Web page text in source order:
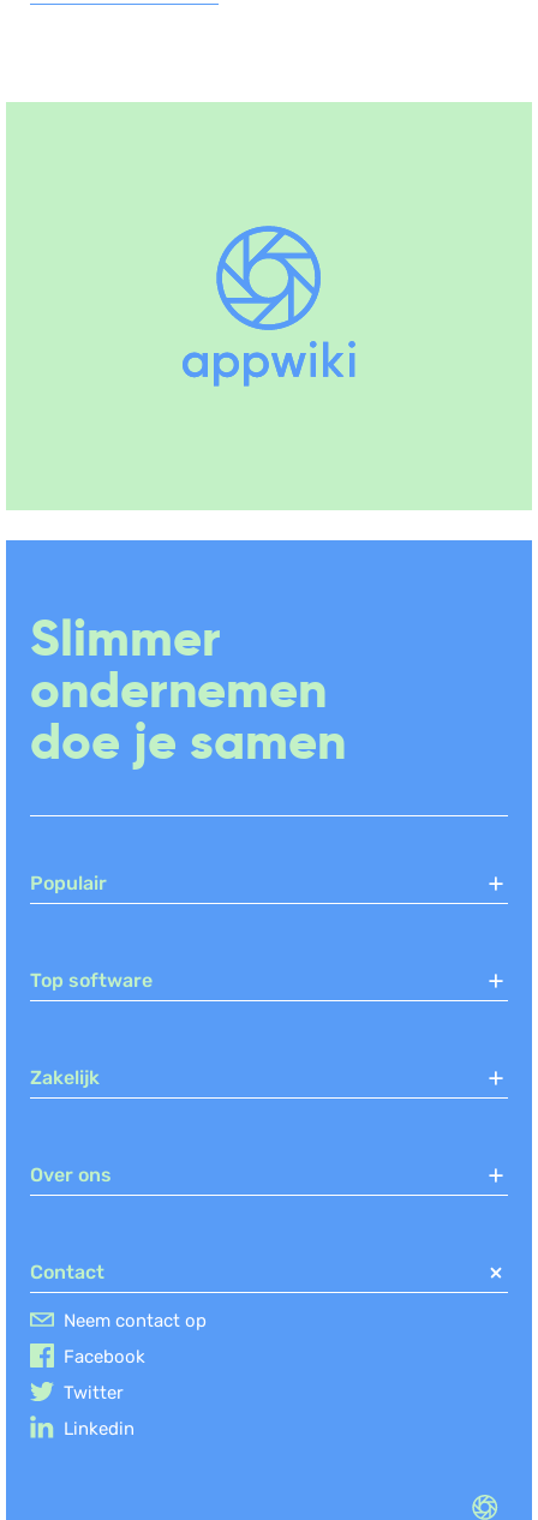
Slimmer
ondernemen
doe je samen
Populair
Top software
Zakelijk
Over ons
Contact
Neem contact op
Facebook
Twitter
Linkedin